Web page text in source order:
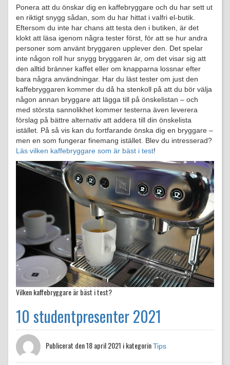
Ponera att du önskar dig en kaffebryggare och du har sett ut
en riktigt snygg sådan, som du har hittat i valfri el-butik.
Eftersom du inte har chans att testa den i butiken, är det
klokt att läsa igenom några tester först, för att se hur andra
personer som använt bryggaren upplever den. Det spelar
inte någon roll hur snygg bryggaren är, om det visar sig att
den alltid bränner kaffet eller om knapparna lossnar efter
bara några användningar. Har du läst tester om just den
kaffebryggaren kommer du då ha stenkoll på att du bör välja
någon annan bryggare att lägga till på önskelistan – och
med största sannolikhet kommer testerna även leverera
förslag på bättre alternativ att addera till din önskelista
istället. På så vis kan du fortfarande önska dig en bryggare –
men en som fungerar finemang istället. Blev du intresserad?
Läs vilken kaffebryggare som är bäst i test!
Vilken kaffebryggare är bäst i test?
10 studentpresenter 2021
Publicerat den18 april 2021 i kategorinTips